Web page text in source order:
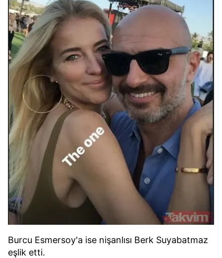
Burcu Esmersoy'a ise nişanlısı Berk Suyabatmaz
eşlik etti.